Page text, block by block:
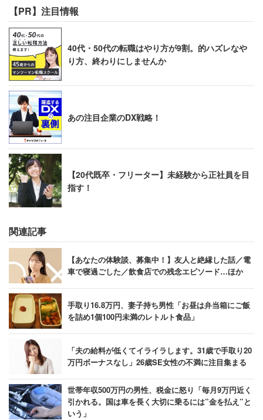
【PR】注目情報
40代・50代の転職はやり方が9割。的ハズレなや
り方、終わりにしませんか
あの注目企業のDX戦略！
【20代既卒・フリーター】未経験から正社員を目
指す！
関連記事
【あなたの体験談、募集中！】友人と絶縁した話／電
車で寝過ごした／飲食店での残念エピソード…ほか
手取り16.8万円、妻子持ち男性「お昼は弁当箱にご飯
を詰め1個100円未満のレトルト食品」
「夫の給料が低くてイライラします。31歳で手取り20
万円ボーナスなし」26歳SE女性の不満に注目集まる
世帯年収500万円の男性、税金に怒り「毎月9万円近く
引かれる。国は車を長く大切に乗るには”金を払え”と
いう」